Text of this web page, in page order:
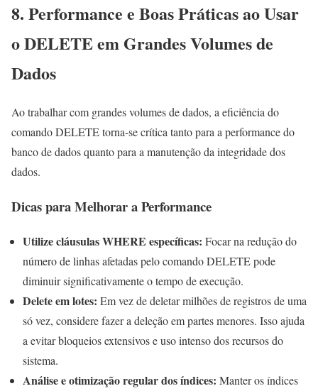
8. Performance e Boas Práticas ao Usar
o DELETE em Grandes Volumes de
Dados
Ao trabalhar com grandes volumes de dados, a eficiência do
comando DELETE torna-se crítica tanto para a performance do
banco de dados quanto para a manutenção da integridade dos
dados.
Dicas para Melhorar a Performance
Utilize cláusulas WHERE específicas: Focar na redução do
número de linhas afetadas pelo comando DELETE pode
diminuir significativamente o tempo de execução.
Delete em lotes: Em vez de deletar milhões de registros de uma
só vez, considere fazer a deleção em partes menores. Isso ajuda
a evitar bloqueios extensivos e uso intenso dos recursos do
sistema.
Análise e otimização regular dos índices: Manter os índices